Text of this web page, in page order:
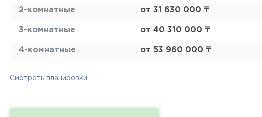
2-комнатные от 31 630 000 ₸
3-комнатные от 40 310 000 ₸
4-комнатные от 53 960 000 ₸
Смотреть планировки